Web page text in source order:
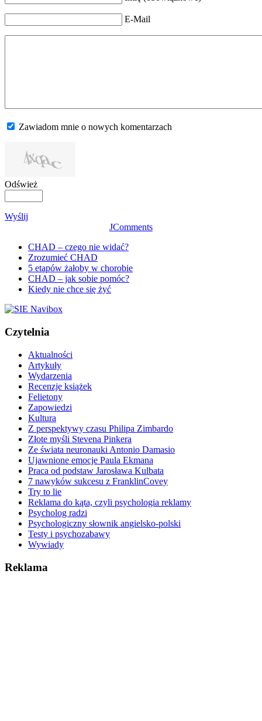
E-Mail
Zawiadom mnie o nowych komentarzach
Odśwież
Wyślij
JComments
CHAD – czego nie widać?
Zrozumieć CHAD
5 etapów żałoby w chorobie
CHAD – jak sobie pomóc?
Kiedy nie chce się żyć
Czytelnia
Aktualności
Artykuły
Wydarzenia
Recenzje książek
Felietony
Zapowiedzi
Kultura
Z perspektywy czasu Philipa Zimbardo
Złote myśli Stevena Pinkera
Ze świata neuronauki Antonio Damasio
Ujawnione emocje Paula Ekmana
Praca od podstaw Jarosława Kulbata
7 nawyków sukcesu z FranklinCovey
Try to lie
Reklama do kąta, czyli psychologia reklamy
Psycholog radzi
Psychologiczny słownik angielsko-polski
Testy i psychozabawy
Wywiady
Reklama